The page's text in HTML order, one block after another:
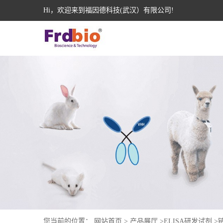
Hi，欢迎来到福因德科技(武汉）有限公司!
您当前的位置： 网站首页 > 产品展厅 >ELISA研发试剂 >